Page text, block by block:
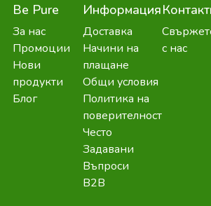
Be Pure
За нас
Промоции
Нови
продукти
Блог
Информация
Доставка
Начини на
плащане
Общи условия
Политика на
поверителност
Често
Задавани
Въпроси
B2B
с нас